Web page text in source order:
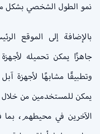
نمو الطول الشخصي بشكل
يمكن للمستخدمين من
الآخرين في محيطهم، بما